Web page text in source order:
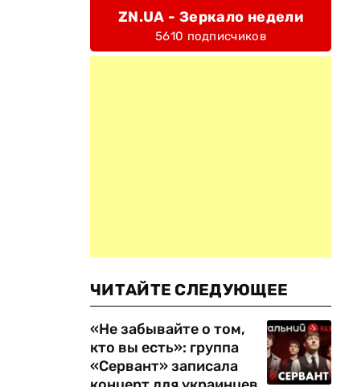
ZN.UA - Зеркало недели
5610 подписчиков
ЧИТАЙТЕ СЛЕДУЮЩЕЕ
«Не забывайте о том,
кто вы есть»: группа
«Сервант» записала